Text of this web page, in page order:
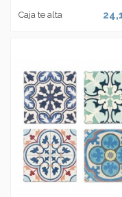
Caja te alta